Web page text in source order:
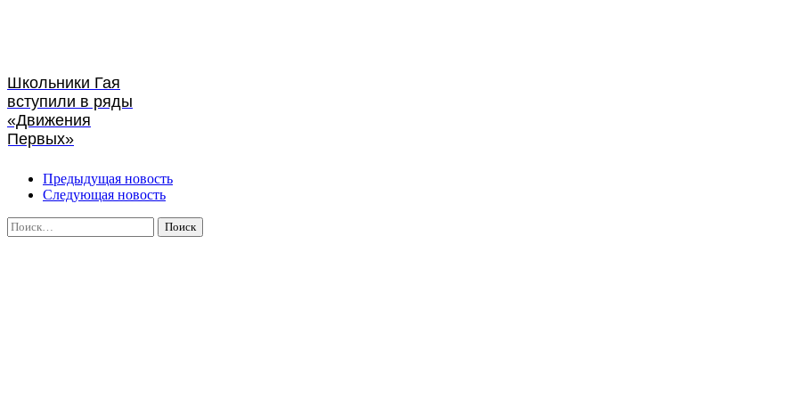
Школьники Гая
вступили в ряды
«Движения
Первых»
Предыдущая новость
Следующая новость
Найти: